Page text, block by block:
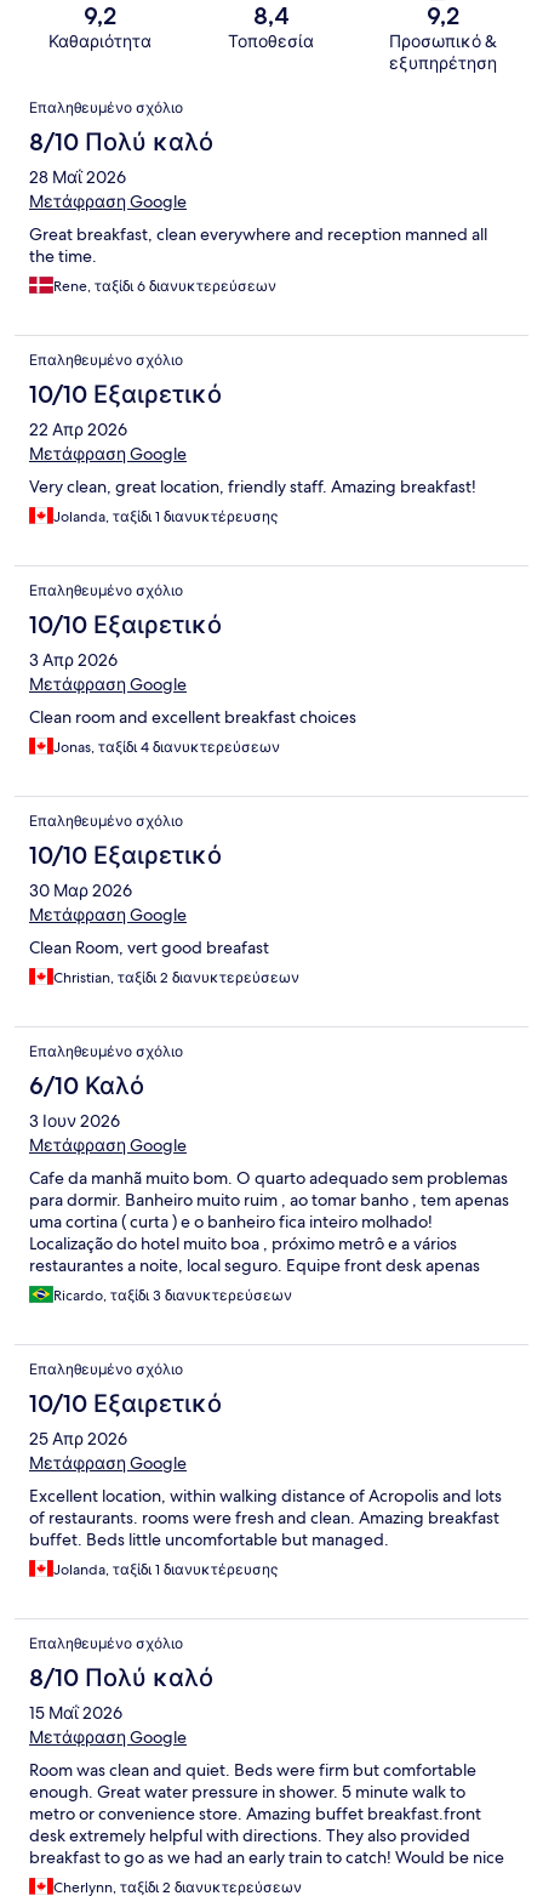
9,2
Καθαριότητα
8,4
Τοποθεσία
9,2
Προσωπικό &
εξυπηρέτηση
Σχόλια
Επαληθευμένο σχόλιο
8/10 Πολύ καλό
28 Μαΐ 2026
Μετάφραση Google
Great breakfast, clean everywhere and reception manned all
the time.
Rene, ταξίδι 6 διανυκτερεύσεων
Επαληθευμένο σχόλιο
10/10 Εξαιρετικό
22 Απρ 2026
Μετάφραση Google
Very clean, great location, friendly staff. Amazing breakfast!
Jolanda, ταξίδι 1 διανυκτέρευσης
Επαληθευμένο σχόλιο
10/10 Εξαιρετικό
3 Απρ 2026
Μετάφραση Google
Clean room and excellent breakfast choices
Jonas, ταξίδι 4 διανυκτερεύσεων
Επαληθευμένο σχόλιο
10/10 Εξαιρετικό
30 Μαρ 2026
Μετάφραση Google
Clean Room, vert good breafast
Christian, ταξίδι 2 διανυκτερεύσεων
Επαληθευμένο σχόλιο
6/10 Καλό
3 Ιουν 2026
Μετάφραση Google
Cafe da manhã muito bom. O quarto adequado sem problemas
para dormir. Banheiro muito ruim , ao tomar banho , tem apenas
uma cortina ( curta ) e o banheiro fica inteiro molhado!
Localização do hotel muito boa , próximo metrô e a vários
restaurantes a noite, local seguro. Equipe front desk apenas
cumpre o papel .
Ricardo, ταξίδι 3 διανυκτερεύσεων
Επαληθευμένο σχόλιο
10/10 Εξαιρετικό
25 Απρ 2026
Μετάφραση Google
Excellent location, within walking distance of Acropolis and lots
of restaurants. rooms were fresh and clean. Amazing breakfast
buffet. Beds little uncomfortable but managed.
Jolanda, ταξίδι 1 διανυκτέρευσης
Επαληθευμένο σχόλιο
8/10 Πολύ καλό
15 Μαΐ 2026
Μετάφραση Google
Room was clean and quiet. Beds were firm but comfortable
enough. Great water pressure in shower. 5 minute walk to
metro or convenience store. Amazing buffet breakfast.front
desk extremely helpful with directions. They also provided
breakfast to go as we had an early train to catch! Would be nice
addition if they had chairs on balcony. Would stay again for the
Cherlynn, ταξίδι 2 διανυκτερεύσεων